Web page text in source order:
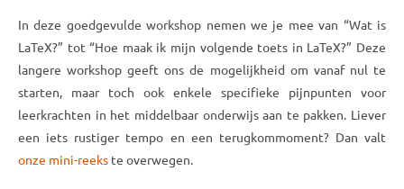
In deze goedgevulde workshop nemen we je mee van “Wat is
LaTeX?” tot “Hoe maak ik mijn volgende toets in LaTeX?” Deze
langere workshop geeft ons de mogelijkheid om vanaf nul te
starten, maar toch ook enkele specifieke pijnpunten voor
leerkrachten in het middelbaar onderwijs aan te pakken. Liever
een iets rustiger tempo en een terugkommoment? Dan valt
onze mini-reeks te overwegen.